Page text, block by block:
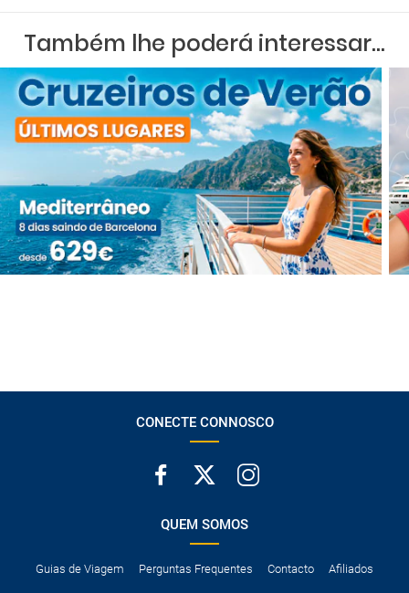
Também lhe poderá interessar...
CONECTE CONNOSCO
QUEM SOMOS
Guias de Viagem Perguntas Frequentes Contacto Afiliados